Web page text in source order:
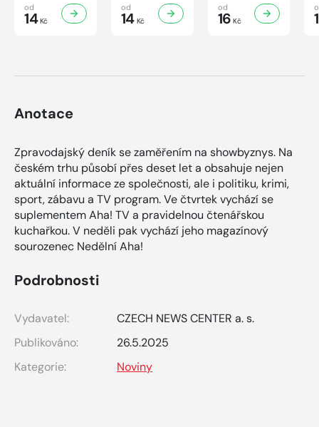
od
14Kč
od
14Kč
od
16 Kč
Anotace
Zpravodajský deník se zaměřením na showbyznys. Na
českém trhu působí přes deset let a obsahuje nejen
aktuální informace ze společnosti, ale i politiku, krimi,
sport, zábavu a TV program. Ve čtvrtek vychází se
suplementem Aha! TV a pravidelnou čtenářskou
kuchařkou. V neděli pak vychází jeho magazínový
sourozenec Nedělní Aha!
Podrobnosti
Vydavatel:
CZECH NEWS CENTER a. s.
Publikováno:
26.5.2025
Kategorie:
Noviny